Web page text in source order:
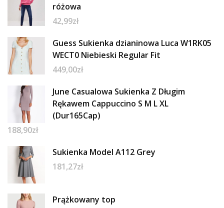
różowa
42,99zł
Guess Sukienka dzianinowa Luca W1RK05
WECT0 Niebieski Regular Fit
449,00zł
June Casualowa Sukienka Z Długim
Rękawem Cappuccino S M L XL
(Dur165Cap)
188,90zł
Sukienka Model A112 Grey
181,27zł
Prążkowany top